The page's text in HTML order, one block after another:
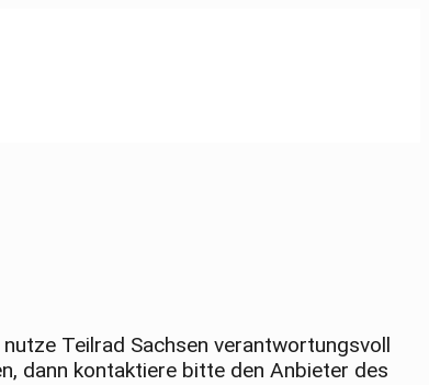
Teilrad Sachsen verantwortungsvoll
dann kontaktiere bitte den Anbieter des